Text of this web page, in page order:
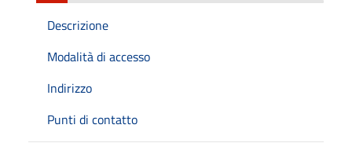
Descrizione
Modalità di accesso
Indirizzo
Punti di contatto